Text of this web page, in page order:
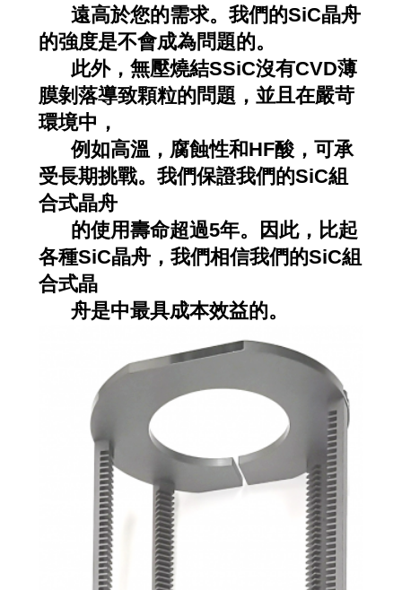
遠高於您的需求。我們的SiC晶舟
的強度是不會成為問題的。
此外，無壓燒結SSiC沒有CVD薄
膜剝落導致顆粒的問題，並且在嚴苛
環境中，
例如高溫，腐蝕性和HF酸，可承
受長期挑戰。我們保證我們的SiC組
合式晶舟
的使用壽命超過5年。因此，比起
各種SiC晶舟，我們相信我們的SiC組
合式晶
舟是中最具成本效益的。